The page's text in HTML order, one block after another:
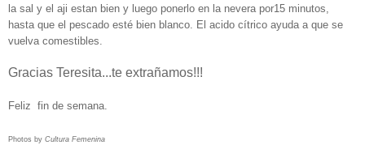
la sal y el aji estan bien y luego ponerlo en la nevera por15 minutos,
hasta que el pescado esté bien blanco. El acido cítrico ayuda a que se
vuelva comestibles.
Gracias Teresita...te extrañamos!!!
Feliz fin de semana.
Photos by Cultura Femenina